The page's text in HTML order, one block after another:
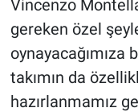
Vincenzo
gereken özel
oynayacağımıza
takımın da
hazırlanmamız